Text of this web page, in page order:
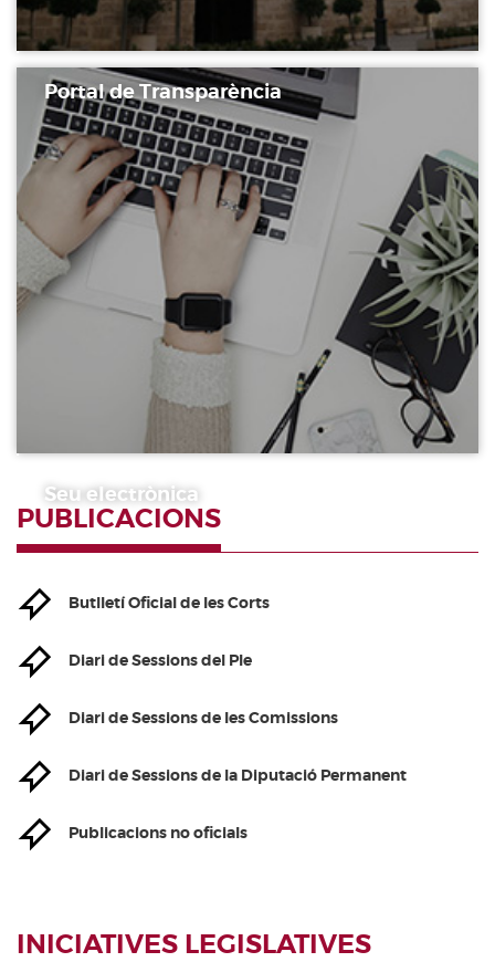
Portal de Transparència
Seu electrònica
PUBLICACIONS
Butlletí Oficial de les Corts
Diari de Sessions del Ple
Diari de Sessions de les Comissions
Diari de Sessions de la Diputació Permanent
Publicacions no oficials
INICIATIVES LEGISLATIVES